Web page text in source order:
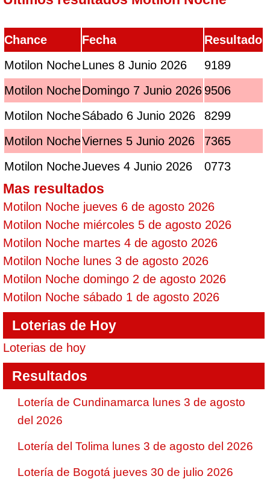
Chance Fecha
Resultado
Motilon NocheLunes 8 Junio 2026
9189
Motilon NocheDomingo 7 Junio 2026 9506
Motilon NocheSábado 6 Junio 2026
8299
Motilon NocheViernes 5 Junio 2026
7365
Motilon NocheJueves 4 Junio 2026 0773
Mas resultados
Motilon Noche jueves 6 de agosto 2026
Motilon Noche miércoles 5 de agosto 2026
Motilon Noche martes 4 de agosto 2026
Motilon Noche lunes 3 de agosto 2026
Motilon Noche domingo 2 de agosto 2026
Motilon Noche sábado 1 de agosto 2026
Loterias de Hoy
Loterias de hoy
Resultados
Lotería de Cundinamarca lunes 3 de agosto
del 2026
Lotería del Tolima lunes 3 de agosto del 2026
Lotería de Bogotá jueves 30 de julio 2026